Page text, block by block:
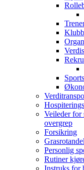
Veileder for
overgrep
Forsikring
Grasrotandel
Personlig
Rutiner
Instruks for